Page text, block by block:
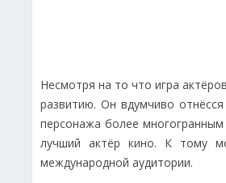
Несмотря на то что игра
развитию. Он вдумчиво
персонажа более
лучший актёр кино. К тому
международной аудитории.